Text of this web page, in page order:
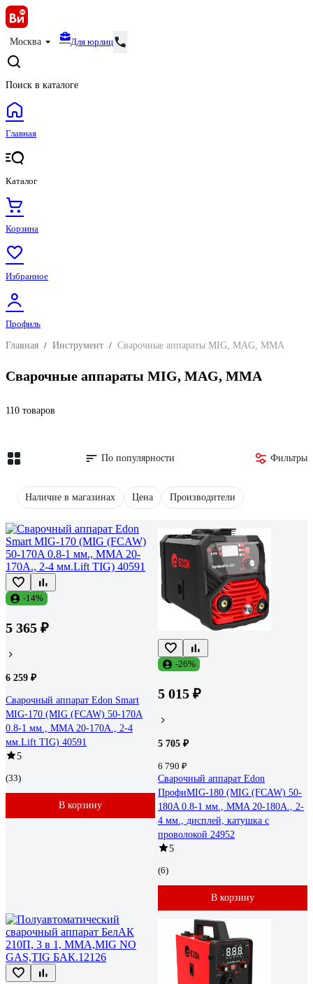
Москва Для юрлиц
Поиск в каталоге
Главная
Каталог
Корзина
Избранное
Профиль
Главная / Инструмент / Сварочные аппараты MIG, MAG, MMA
Сварочные аппараты MIG, MAG, MMA
110 товаров
По популярности Фильтры
Наличие в магазинах Цена Производители
-14%
5 365 ₽
6 259 ₽
Сварочный аппарат Edon Smart
MIG-170 (MIG (FCAW) 50-170A
0.8-1 мм., MMA 20-170A., 2-4
мм.Lift TIG) 40591
5
(33)
В корзину
-26%
5 015 ₽
5 705 ₽
6 790 ₽
Сварочный аппарат Edon
ПрофиMIG-180 (MIG (FCAW) 50-
180A 0.8-1 мм., MMA 20-180A., 2-
4 мм., дисплей, катушка с
проволокой 24952
5
(6)
В корзину